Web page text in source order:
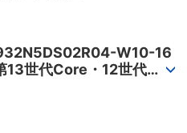
W10-16
13世代Core・12世代
ト4PCIe